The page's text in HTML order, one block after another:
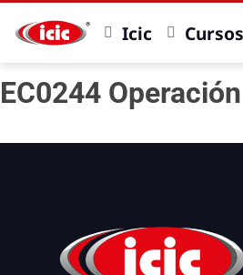
Icic Cursos
EC0244